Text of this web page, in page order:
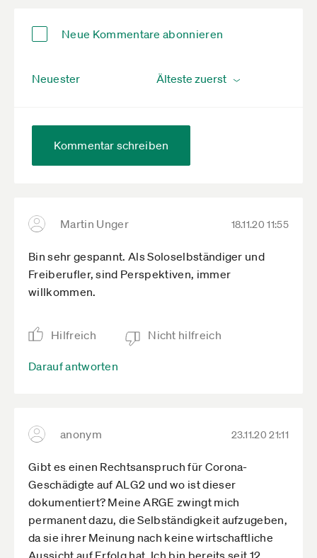
Neue Kommentare abonnieren
Neuester
Kommentar schreiben
Martin Unger 18.11.20 11:55
Bin sehr gespannt. Als Soloselbständiger und
Freiberufler, sind Perspektiven, immer
willkommen.
Hilfreich Nicht hilfreich
Darauf antworten
anonym 23.11.20 21:11
Gibt es einen Rechtsanspruch für Corona-
Geschädigte auf ALG2 und wo ist dieser
dokumentiert? Meine ARGE zwingt mich
permanent dazu, die Selbständigkeit aufzugeben,
da sie ihrer Meinung nach keine wirtschaftliche
Aussicht auf Erfolg hat. Ich bin bereits seit 12